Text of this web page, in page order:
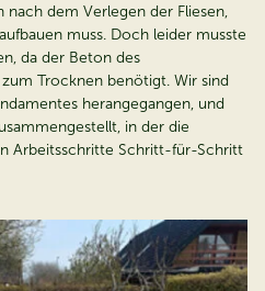
nach dem Verlegen der Fliesen,
muss. Doch leider musste
da der Beton des
Trocknen benötigt. Wir sind
herangegangen, und
in der die
Arbeitsschritte Schritt-für-Schritt